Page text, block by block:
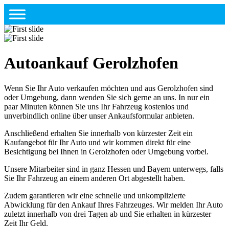
Autoankauf Gerolzhofen
Wenn Sie Ihr Auto verkaufen möchten und aus Gerolzhofen sind
oder Umgebung, dann wenden Sie sich gerne an uns. In nur ein
paar Minuten können Sie uns Ihr Fahrzeug kostenlos und
unverbindlich online über unser Ankaufsformular anbieten.
Anschließend erhalten Sie innerhalb von kürzester Zeit ein
Kaufangebot für Ihr Auto und wir kommen direkt für eine
Besichtigung bei Ihnen in Gerolzhofen oder Umgebung vorbei.
Unsere Mitarbeiter sind in ganz Hessen und Bayern unterwegs, falls
Sie Ihr Fahrzeug an einem anderen Ort abgestellt haben.
Zudem garantieren wir eine schnelle und unkomplizierte
Abwicklung für den Ankauf Ihres Fahrzeuges. Wir melden Ihr Auto
zuletzt innerhalb von drei Tagen ab und Sie erhalten in kürzester
Zeit Ihr Geld.